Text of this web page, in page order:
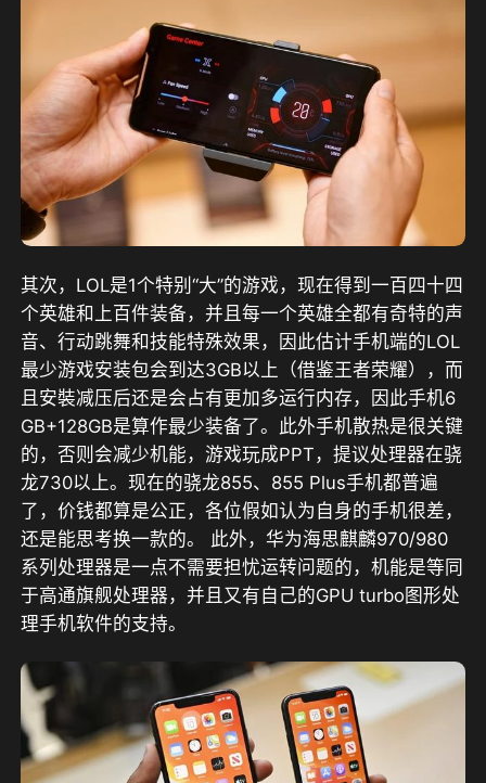
其次，LOL是1个特别“大”的游戏，现在得到一百四十四
个英雄和上百件装备，并且每一个英雄全都有奇特的声
音、行动跳舞和技能特殊效果，因此估计手机端的LOL
最少游戏安装包会到达3GB以上（借鉴王者荣耀），而
且安裝减压后还是会占有更加多运行内存，因此手机6
GB+128GB是算作最少装备了。此外手机散热是很关键
的，否则会减少机能，游戏玩成PPT，提议处理器在骁
龙730以上。现在的骁龙855、855 Plus手机都普遍
了，价钱都算是公正，各位假如认为自身的手机很差，
还是能思考换一款的。 此外，华为海思麒麟970/980
系列处理器是一点不需要担忧运转问题的，机能是等同
于高通旗舰处理器，并且又有自己的GPU turbo图形处
理手机软件的支持。